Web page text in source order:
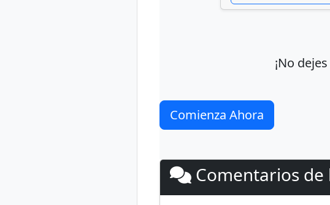
¡No
Comienza Ahora
Comentarios de